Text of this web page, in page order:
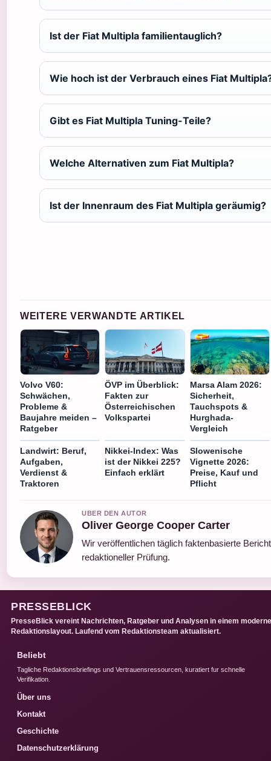
Ist der Fiat Multipla familientauglich?
Wie hoch ist der Verbrauch eines Fiat
Gibt es Fiat Multipla Tuning-Teile?
Welche Alternativen zum Fiat Multipla?
Ist der Innenraum des Fiat Multipla geräumig?
WEITERE VERWANDTE ARTIKEL
Volvo V60:
Schwächen,
Probleme &
Baujahre meiden –
Ratgeber
ÖVP im Überblick:
Fakten zur
Österreichischen
Volkspartei
Marsa Alam 2026:
Sicherheit,
Tauchspots &
Hurghada-
Vergleich
Landwirt: Beruf,
Aufgaben,
Verdienst &
Traktoren
Nikkei-Index: Was
ist der Nikkei 225?
Einfach erklärt
Slowenische
Vignette 2026:
Preise, Kauf und
Pflicht
UBER DEN AUTOR
Oliver George Cooper Carter
Wir veröffentlichen täglich faktenbasierte
redaktioneller Prüfung.
PRESSEBLICK
PresseBlick vereint Nachrichten, Ratgeber und Analysen in einem
Redaktionslayout. Laufend vom Redaktionsteam aktualisiert.
Beliebt
Tagliche Redaktionsbriefings und Vertrauensressourcen, kuratiert fur schnelle
Verifikation.
Über uns
Kontakt
Geschichte
Datenschutzerklärung